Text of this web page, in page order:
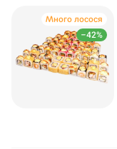
–42%
Много лосося